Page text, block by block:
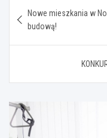
wpisu
Nowe mieszkania w
budową!